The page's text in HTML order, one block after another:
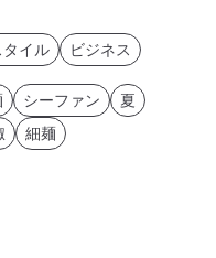
タイル ビジネス
シーファン
夏
細麺